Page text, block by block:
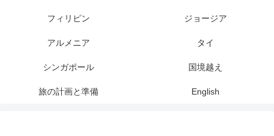
フィリピン ジョージア
アルメニア タイ
シンガポール 国境越え
旅の計画と準備 English